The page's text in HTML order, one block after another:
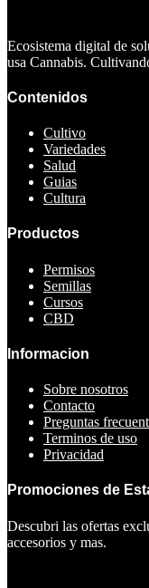
Ecosistema digital de
usa Cannabis.
Contenidos
Cultivo
Variedades
Salud
Guias
Cultura
Productos
Permisos
Semillas
Cursos
CBD
Informacion
Sobre nosotros
Contacto
Preguntas
Terminos de uso
Privacidad
Promociones de
Descubri las ofertas
accesorios y mas.